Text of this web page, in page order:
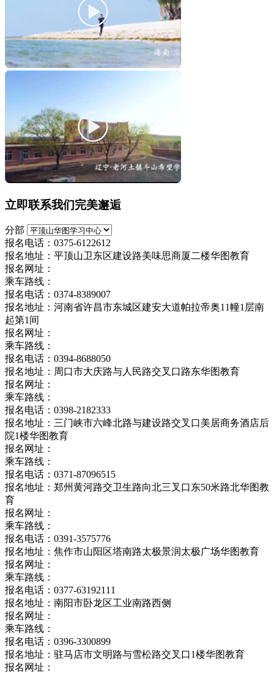
立即联系我们完美邂逅
分部
报名电话：0375-6122612
报名地址：平顶山卫东区建设路美味思商厦二楼华图教育
报名网址：
乘车路线：
报名电话：0374-8389007
报名地址：河南省许昌市东城区建安大道帕拉帝奥11幢1层南
起第1间
报名网址：
乘车路线：
报名电话：0394-8688050
报名地址：周口市大庆路与人民路交叉口路东华图教育
报名网址：
乘车路线：
报名电话：0398-2182333
报名地址：三门峡市六峰北路与建设路交叉口美居商务酒店后
院1楼华图教育
报名网址：
乘车路线：
报名电话：0371-87096515
报名地址：郑州黄河路交卫生路向北三叉口东50米路北华图教
育
报名网址：
乘车路线：
报名电话：0391-3575776
报名地址：焦作市山阳区塔南路太极景润太极广场华图教育
报名网址：
乘车路线：
报名电话：0377-63192111
报名地址：南阳市卧龙区工业南路西侧
报名网址：
乘车路线：
报名电话：0396-3300899
报名地址：驻马店市文明路与雪松路交叉口1楼华图教育
报名网址：